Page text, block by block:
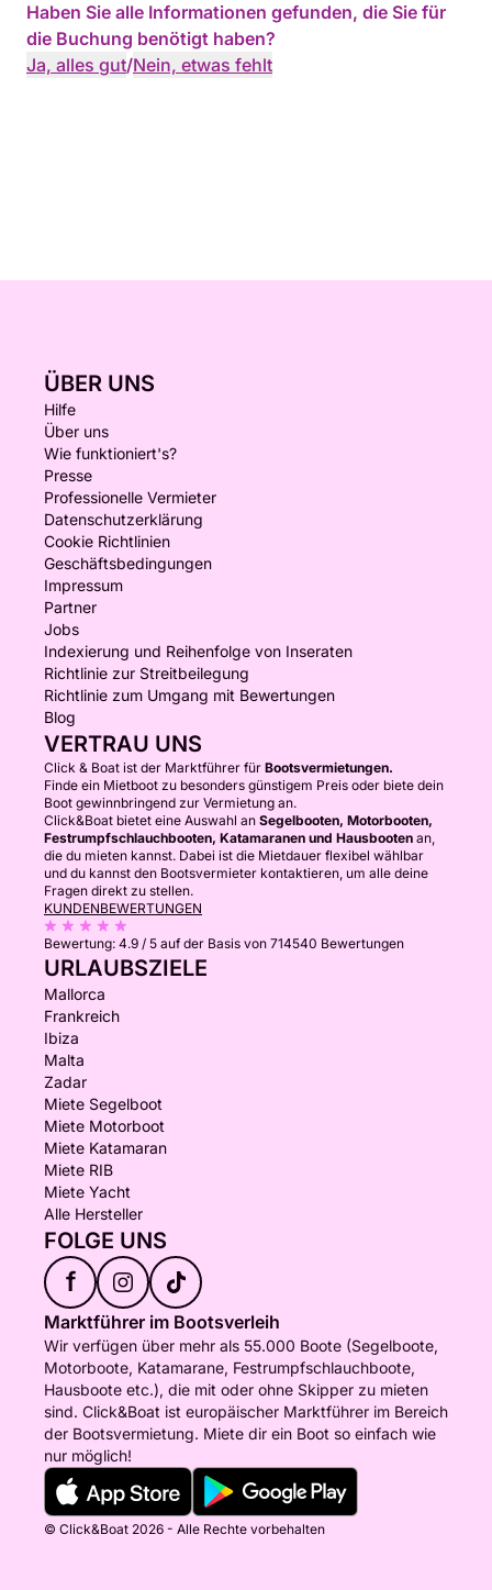
Haben Sie alle Informationen gefunden, die Sie für
die Buchung benötigt haben?
Ja, alles gut/Nein, etwas fehlt
ÜBER UNS
Hilfe
Über uns
Wie funktioniert's?
Presse
Professionelle Vermieter
Datenschutzerklärung
Cookie Richtlinien
Geschäftsbedingungen
Impressum
Partner
Jobs
Indexierung und Reihenfolge von Inseraten
Richtlinie zur Streitbeilegung
Richtlinie zum Umgang mit Bewertungen
Blog
VERTRAU UNS
Click & Boat ist der Marktführer für Bootsvermietungen.
Finde ein Mietboot zu besonders günstigem Preis oder biete dein
Boot gewinnbringend zur Vermietung an.
Click&Boat bietet eine Auswahl an Segelbooten, Motorbooten,
Festrumpfschlauchbooten, Katamaranen und Hausbooten an,
die du mieten kannst. Dabei ist die Mietdauer flexibel wählbar
und du kannst den Bootsvermieter kontaktieren, um alle deine
Fragen direkt zu stellen.
KUNDENBEWERTUNGEN
Bewertung: 4.9 / 5 auf der Basis von 714540 Bewertungen
URLAUBSZIELE
Mallorca
Frankreich
Ibiza
Malta
Zadar
Miete Segelboot
Miete Motorboot
Miete Katamaran
Miete RIB
Miete Yacht
Alle Hersteller
FOLGE UNS
f
Marktführer im Bootsverleih
Wir verfügen über mehr als 55.000 Boote (Segelboote,
Motorboote, Katamarane, Festrumpfschlauchboote,
Hausboote etc.), die mit oder ohne Skipper zu mieten
sind. Click&Boat ist europäischer Marktführer im Bereich
der Bootsvermietung. Miete dir ein Boot so einfach wie
nur möglich!
© Click&Boat 2026 - Alle Rechte vorbehalten